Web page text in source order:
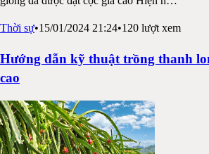
Thời sự•15/01/2024 21:24•120 lượt xem
Hướng dẫn kỹ thuật trồng thanh
cao